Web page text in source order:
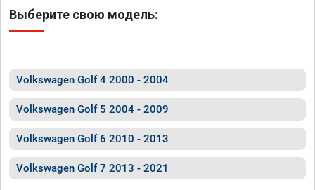
Выберите свою модель:
Volkswagen Golf 4 2000 - 2004
Volkswagen Golf 5 2004 - 2009
Volkswagen Golf 6 2010 - 2013
Volkswagen Golf 7 2013 - 2021